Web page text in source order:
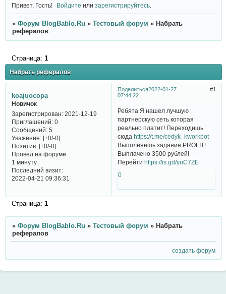
Привет, Гость! Войдите илизарегистрируйтесь
» Форум BlogBablo.Ru » Тестовый форум » Набрать
рефералов
Набрать рефералов
Страница: 1
Поделиться 1
2022-01-27
07:44:22
koajuocopa
Новичок
Зарегистрирован: 2021-12-19
Приглашений:0
Сообщений:5
Уважение: [+0/-0]
Позитив: [+0/-0]
Провел на форуме:
1 минуту
Последний визит:
2022-04-21 09:36:31
Ребята Я нашел лучшую
партнерскую сеть которая
реально платит! Переходишь
сюдаhttps://t.me/cedyk_kworkbot
Выполняешь задание PROFIT!
Выплачено 3500 рублей!
Перейтиhttps://is.gd/yuC7ZE
0
Страница: 1
» Форум BlogBablo.Ru » Тестовый форум » Набрать
рефералов
создать форум